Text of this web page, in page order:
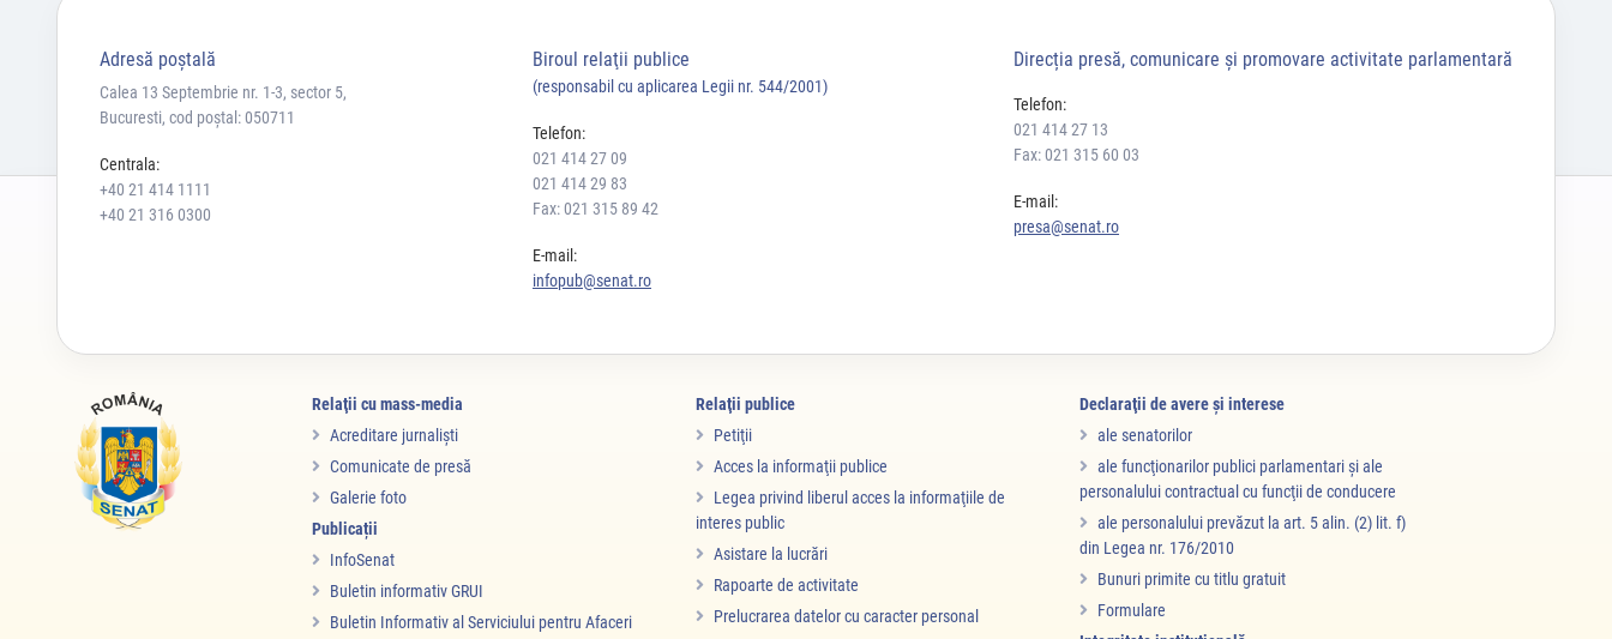
Adresă poştală
Calea 13 Septembrie nr. 1-3, sector 5,
Bucuresti, cod poștal: 050711
Centrala:
+40 21 414 1111
+40 21 316 0300
Biroul relaţii publice
(responsabil cu aplicarea Legii nr. 544/2001)
Telefon:
021 414 27 09
021 414 29 83
Fax: 021 315 89 42
E-mail:
infopub@senat.ro
Direcția presă, comunicare și promovare activitate parlamentară
Telefon:
021 414 27 13
Fax: 021 315 60 03
E-mail:
presa@senat.ro
Relaţii cu mass-media
Acreditare jurnalişti
Comunicate de presă
Galerie foto
Publicații
InfoSenat
Buletin informativ GRUI
Buletin Informativ al Serviciului pentru Afaceri
Relaţii publice
Petiţii
Acces la informaţii publice
Legea privind liberul acces la informaţiile de
interes public
Asistare la lucrări
Rapoarte de activitate
Prelucrarea datelor cu caracter personal
Declaraţii de avere şi interese
ale senatorilor
ale funcţionarilor publici parlamentari şi ale
personalului contractual cu funcţii de conducere
ale personalului prevăzut la art. 5 alin. (2) lit. f)
din Legea nr. 176/2010
Bunuri primite cu titlu gratuit
Formulare